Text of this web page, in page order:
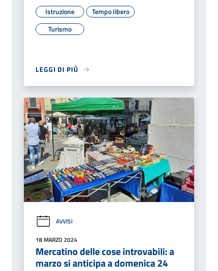
Istruzione
Tempo libero
Turismo
LEGGI DI PIÙ
AVVISI
18 MARZO 2024
Mercatino delle cose introvabili: a
marzo si anticipa a domenica 24